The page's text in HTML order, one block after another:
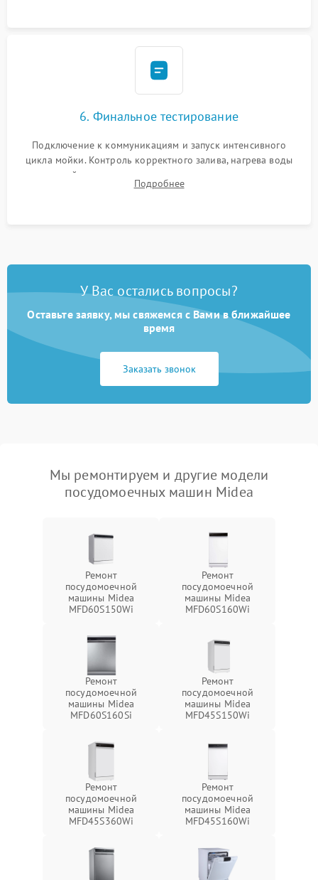
6. Финальное тестирование
Подключение к коммуникациям и запуск интенсивного
цикла мойки. Контроль корректного залива, нагрева воды
до нужной температуры, отсутствия посторонних шумов,
штатного слива и абсолютной сухости в поддоне.
Подробнее
У Вас остались вопросы?
Оставьте заявку, мы свяжемся с Вами в ближайшее
время
Заказать звонок
Мы ремонтируем и другие модели
посудомоечных машин Midea
Ремонт
посудомоечной
машины Midea
MFD60S150Wi
Ремонт
посудомоечной
машины Midea
MFD60S160Wi
Ремонт
посудомоечной
машины Midea
MFD60S160Si
Ремонт
посудомоечной
машины Midea
MFD45S150Wi
Ремонт
посудомоечной
машины Midea
MFD45S360Wi
Ремонт
посудомоечной
машины Midea
MFD45S160Wi